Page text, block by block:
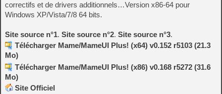
correctifs et de drivers additionnels…Version x86-64 pour
Windows XP/Vista/7/8 64 bits.
Site source n°1. Site source n°2. Site source n°3.
Télécharger Mame/MameUI Plus! (x64) v0.152 r5103 (21.3
Mo)
Télécharger Mame/MameUI Plus! (x86) v0.168 r5272 (31.6
Mo)
Site Officiel